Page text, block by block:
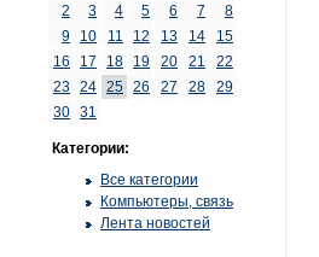
2
3 4 5 6 7
8
9
10 11 12 13 14
15
16
17 18 19 20 21
22
23 24 25 26 27 28
29
30 31
Категории:
Все категории
Компьютеры, связь
Лента новостей